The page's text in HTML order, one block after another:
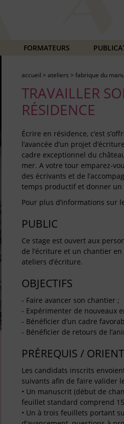
FORMATEURS
accueil > ateliers > fabrique du
TRAVAILLER
RÉSIDENCE
Écrire en résidence, c’est
l’avancée d’un projet
cadre exceptionnel du
mer. A votre tour emparez-
des écrivants et de
temps productif et donner
Pour plus d’informations sur
PUBLIC
Ce stage est ouvert aux
de l’écriture et un chantier
ateliers d’écriture.
OBJECTIFS
- Faire avancer son chantier ;
- Expérimenter de nouveaux
- Bénéficier d’un cadre
- Bénéficier de retours de
PRÉREQUIS /
Les candidats inscrits
suivants afin de faire valider
• Un manuscrit (début de
feuillet standard comprend
• Un à trois feuillets portant